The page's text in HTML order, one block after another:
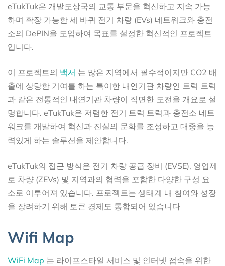
eTukTuk은 개발도상국의 교통 부문을 혁신하고 지속 가능
하며 확장 가능한 세 바퀴 전기 차량 (EVs) 네트워크와 충전
소의 DePIN을 도입하여 목표를 설정한 혁신적인 프로젝트
입니다.
이 프로젝트의 백서 는 많은 지역에서 필수적이지만 CO2 배
출에 상당한 기여를 하는 특이한 내연기관 차량인 트럭 트럭
과 같은 전통적인 내연기관 차량이 직면한 도전을 개요로 설
명합니다. eTukTuk은 저렴한 전기 트럭 트럭과 충전소 네트
워크를 개발하여 혁신과 진실의 문화를 조성하고 대중을 능
력있게 하는 솔루션을 제안합니다.
eTukTuk의 접근 방식은 전기 차량 공급 장비 (EVSE), 영업제
로 차량 (ZEVs) 및 지역과의 협력을 포함한 다양한 구성 요
소로 이루어져 있습니다. 프로젝트는 생태계 내 참여와 성장
을 장려하기 위해 토큰 경제도 통합되어 있습니다
Wifi Map
WiFi Map 는 라이프스타일 서비스 및 인터넷 접속을 위한